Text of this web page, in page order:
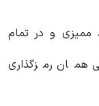
ممیزی و در تمام
همان رمزگذاری